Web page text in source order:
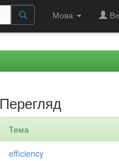
Мова
Перегляд
Тема
efficiency